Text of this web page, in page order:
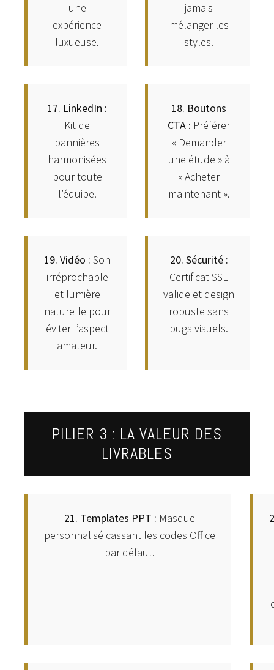
une
expérience
luxueuse.
jamais
mélanger les
styles.
17. LinkedIn :
Kit de
bannières
harmonisées
pour toute
l’équipe.
18. Boutons
CTA : Préférer
« Demander
une étude » à
« Acheter
maintenant ».
19. Vidéo : Son
irréprochable
et lumière
naturelle pour
éviter l’aspect
amateur.
20. Sécurité :
Certificat SSL
valide et design
robuste sans
bugs visuels.
PILIER 3 : LA VALEUR DES
LIVRABLES
21. Templates PPT : Masque
personnalisé cassant les codes Office
par défaut.